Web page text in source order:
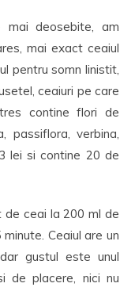
mai deosebite, am
mai exact ceaiul
pentru somn linistit,
ceaiuri pe care
contine flori de
passiflora, verbina,
lei si contine 20 de
de ceai la 200 ml de
Ceaiul are un
gustul este unul
de placere, nici nu